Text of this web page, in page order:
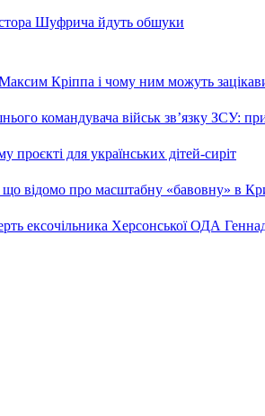
Шуфрича йдуть обшуки
Кріппа і чому ним можуть
командувача військ зв’язку ЗСУ:
проєкті для українських дітей-сиріт
що відомо про масштабну «бавовну» в
ексочільника Херсонської ОДА